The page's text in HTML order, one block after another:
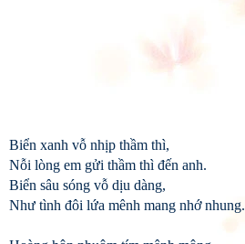
Biển xanh vỗ nhịp thầm thì,
Nỗi lòng em gửi thầm thì đến anh.
Biển sâu sóng vỗ dịu dàng,
Như tình đôi lứa mênh mang nhớ nhung.